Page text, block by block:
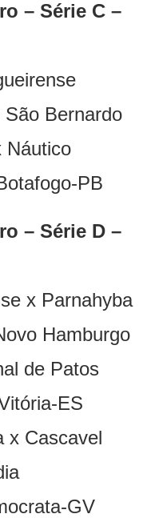
– Série C –
Bernardo
Náutico
PB
– Série D –
x Parnahyba
Hamburgo
de Patos
ES
x Cascavel
GV